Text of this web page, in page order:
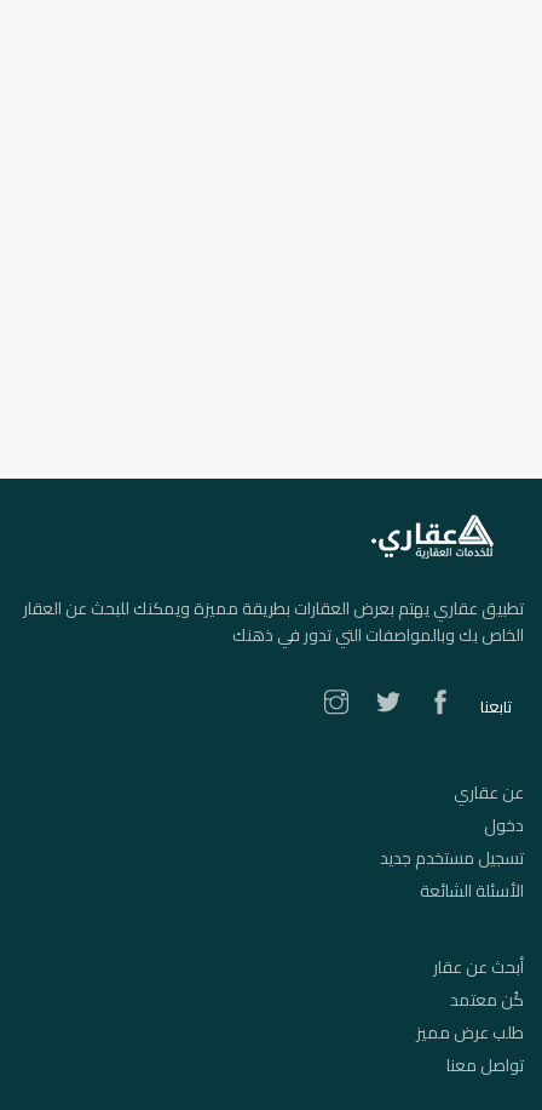
تطبيق عقاري يهتم بعرض العقارات بطريقة مميزة ويمكنك للبحث عن العقار
الخاص بك وبالمواصفات التي تدور في ذهنك
تابعنا
عن عقاري
دخول
تسجيل مستخدم جديد
الأسئلة الشائعة
أبحث عن عقار
كُن معتمد
طلب عرض مميز
تواصل معنا